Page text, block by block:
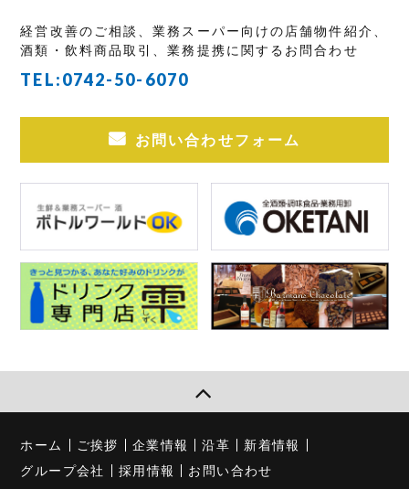
経営改善のご相談、業務スーパー向けの店舗物件紹介、
酒類・飲料商品取引、業務提携に関するお問合わせ
TEL:0742-50-6070
お問い合わせフォーム
ホーム ご挨拶 企業情報 沿革
新着情報
グループ会社
採用情報 お問い合わせ